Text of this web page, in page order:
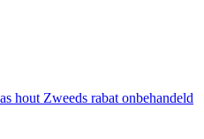
hout Zweeds rabat onbehandeld